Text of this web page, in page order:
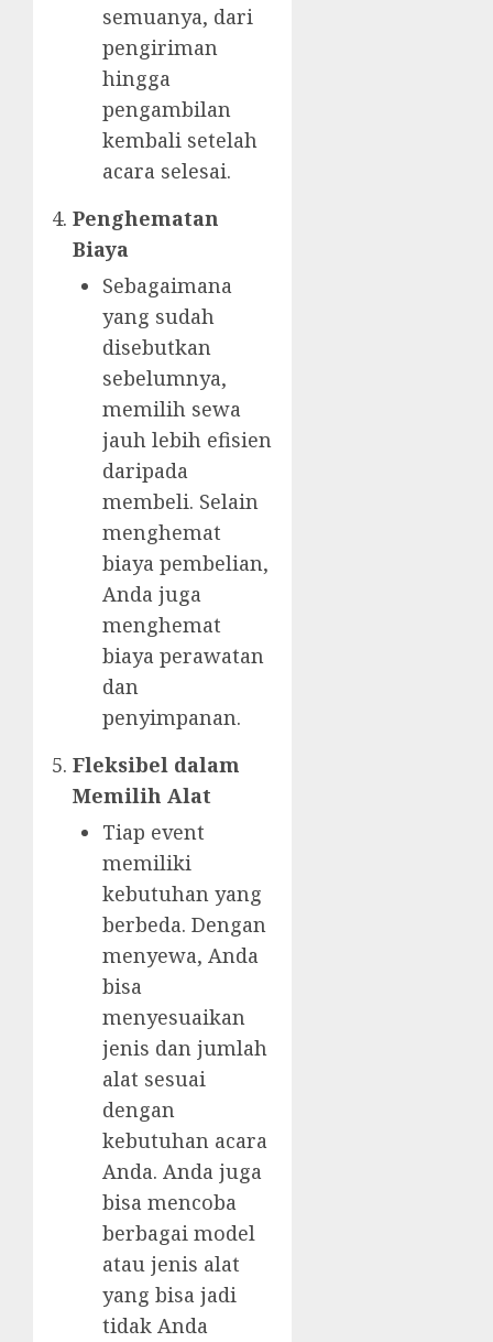
semuanya, dari
pengiriman
hingga
pengambilan
kembali setelah
acara selesai.
Penghematan
Biaya
Sebagaimana
yang sudah
disebutkan
sebelumnya,
memilih sewa
jauh lebih efisien
daripada
membeli. Selain
menghemat
biaya pembelian,
Anda juga
menghemat
biaya perawatan
dan
penyimpanan.
Fleksibel dalam
Memilih Alat
Tiap event
memiliki
kebutuhan yang
berbeda. Dengan
menyewa, Anda
bisa
menyesuaikan
jenis dan jumlah
alat sesuai
dengan
kebutuhan acara
Anda. Anda juga
bisa mencoba
berbagai model
atau jenis alat
yang bisa jadi
tidak Anda